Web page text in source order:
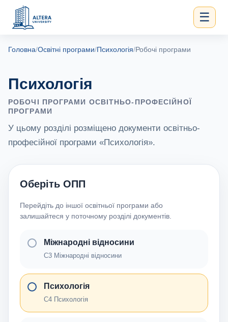
☰
Головна/Освітні програми/Психологія/Робочі програми
Психологія
РОБОЧІ ПРОГРАМИ ОСВІТНЬО-ПРОФЕСІЙНОЇ
ПРОГРАМИ
У цьому розділі розміщено документи освітньо-
професійної програми «Психологія».
Оберіть ОПП
Перейдіть до іншої освітньої програми або
залишайтеся у поточному розділі документів.
Міжнародні відносини
C3 Міжнародні відносини
Психологія
C4 Психологія